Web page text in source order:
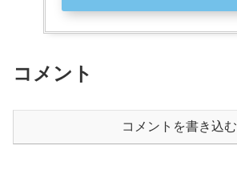
コメント
コメントを書き込む